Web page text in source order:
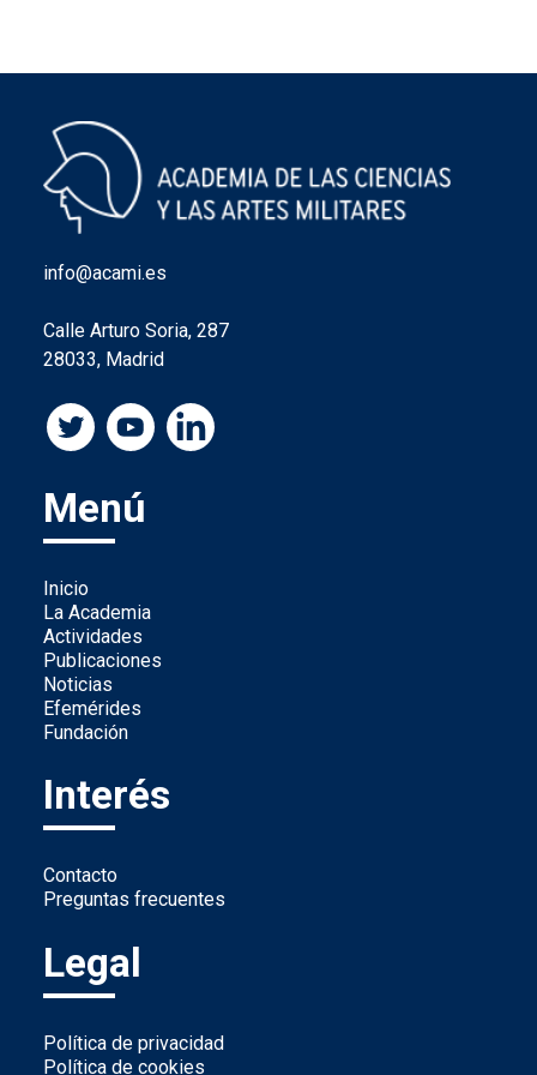
info@acami.es
Calle Arturo Soria, 287
28033, Madrid
Menú
Inicio
La Academia
Actividades
Publicaciones
Noticias
Efemérides
Fundación
Interés
Contacto
Preguntas frecuentes
Legal
Política de privacidad
Política de cookies